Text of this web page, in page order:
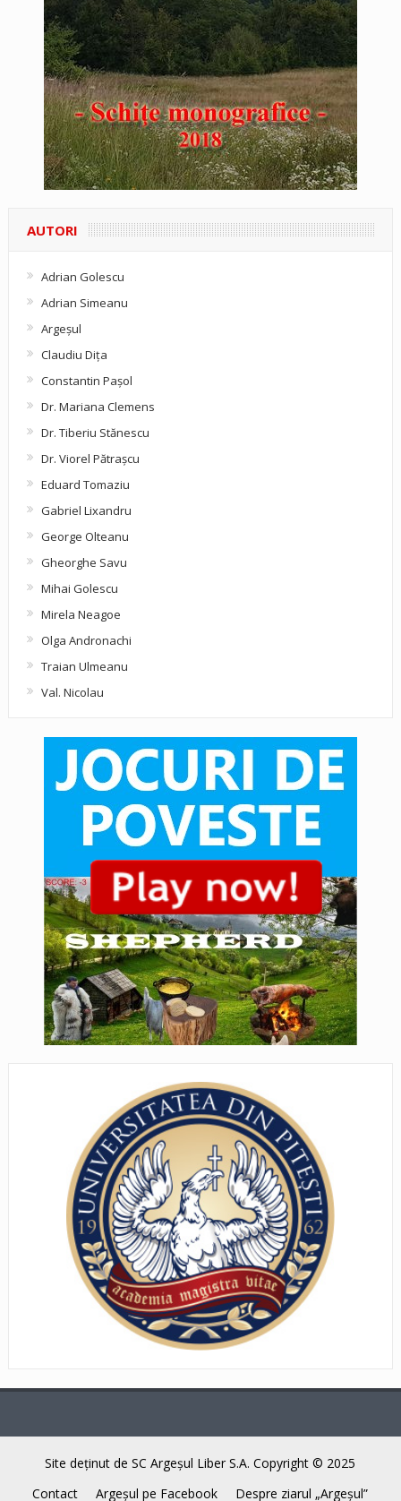
AUTORI
Adrian Golescu
Adrian Simeanu
Argeşul
Claudiu Diţa
Constantin Pașol
Dr. Mariana Clemens
Dr. Tiberiu Stănescu
Dr. Viorel Pătraşcu
Eduard Tomaziu
Gabriel Lixandru
George Olteanu
Gheorghe Savu
Mihai Golescu
Mirela Neagoe
Olga Andronachi
Traian Ulmeanu
Val. Nicolau
Site deţinut de SC Argeşul Liber S.A. Copyright © 2025
Contact
Argeşul pe Facebook Despre ziarul „Argeşul”